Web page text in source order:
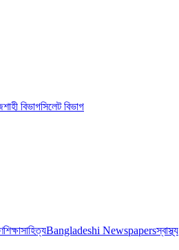
বিভাগসিলেট বিভাগ
শিক্ষাসাহিত্যBangladeshi Newspapersস্বাস্থ্য